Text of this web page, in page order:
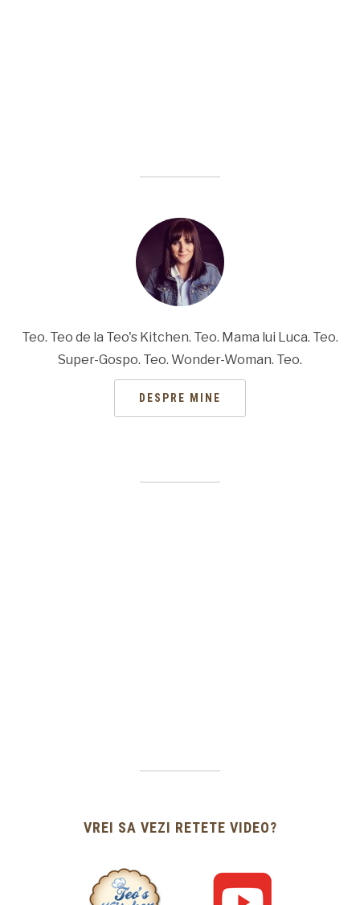
Teo. Teo de la Teo's Kitchen. Teo. Mama lui Luca. Teo.
Super-Gospo. Teo. Wonder-Woman. Teo.
DESPRE MINE
VREI SA VEZI RETETE VIDEO?